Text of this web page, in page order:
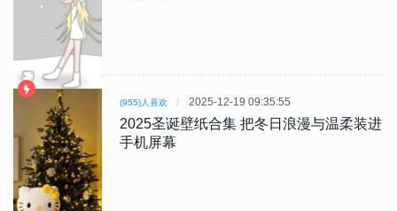
(955)人喜欢 2025-12-19 09:35:55
2025圣诞壁纸合集 把冬日浪漫与温柔装进
手机屏幕